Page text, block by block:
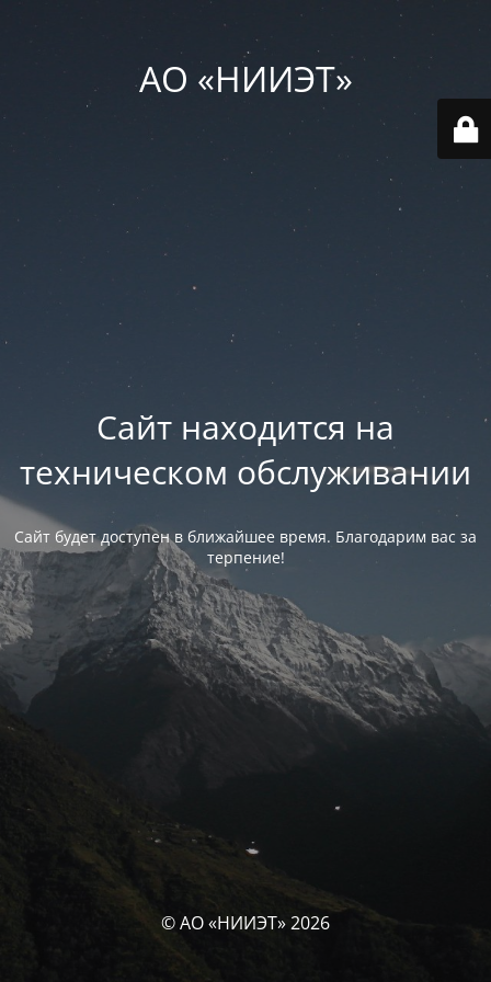
АО «НИИЭТ»
Сайт находится на
техническом обслуживании
Сайт будет доступен в ближайшее время. Благодарим вас за
терпение!
© АО «НИИЭТ» 2026